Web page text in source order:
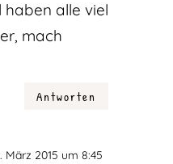
alle viel
mach
Antworten
März 2015 um 8:45